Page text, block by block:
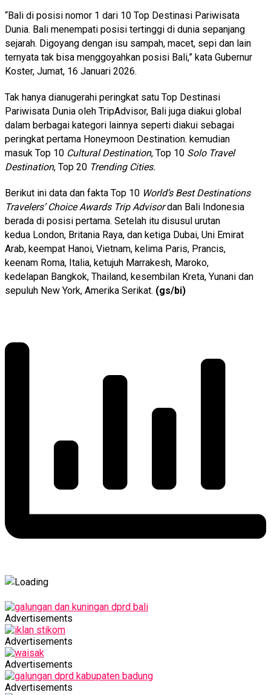
“Bali di posisi nomor 1 dari 10 Top Destinasi Pariwisata
Dunia. Bali menempati posisi tertinggi di dunia sepanjang
sejarah. Digoyang dengan isu sampah, macet, sepi dan lain
ternyata tak bisa menggoyahkan posisi Bali,” kata Gubernur
Koster, Jumat, 16 Januari 2026.
Tak hanya dianugerahi peringkat satu Top Destinasi
Pariwisata Dunia oleh TripAdvisor, Bali juga diakui global
dalam berbagai kategori lainnya seperti diakui sebagai
peringkat pertama Honeymoon Destination. kemudian
masuk Top 10 Cultural Destination, Top 10 Solo Travel
Destination, Top 20 Trending Cities.
Berikut ini data dan fakta Top 10 World’s Best Destinations
Travelers’ Choice Awards Trip Advisordan Bali Indonesia
berada di posisi pertama. Setelah itu disusul urutan
kedua London, Britania Raya, dan ketiga Dubai, Uni Emirat
Arab, keempat Hanoi, Vietnam, kelima Paris, Prancis,
keenam Roma, Italia, ketujuh Marrakesh, Maroko,
kedelapan Bangkok, Thailand, kesembilan Kreta, Yunani dan
sepuluh New York, Amerika Serikat. (gs/bi)
Advertisements
Advertisements
Advertisements
Advertisements